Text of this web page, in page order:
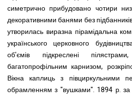
симетрично прибудовано чотири
декоративними банями без
утворилась виразна пірамідальна
українського церковного
об'ємів підкреслені
багатопрофільним карнизом,
Вікна каплиць з півциркульними
обрамленням з "вушками". 1894 р. за